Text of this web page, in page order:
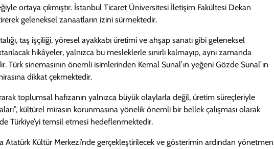
ortaya çıkmıştır. İstanbul Ticaret Üniversitesi İletişim Fakültesi Dekan
geleneksel zanaatların izini sürmektedir.
taş işçiliği, yöresel ayakkabı üretimi ve ahşap sanatı gibi geleneksel
hikâyeler, yalnızca bu mesleklerle sınırlı kalmayıp, aynı zamanda
sinemasının önemli isimlerinden Kemal Sunal’ın yeğeni Gözde Sunal’ın
dikkat çekmektedir.
toplumsal hafızanın yalnızca büyük olaylarla değil, üretim süreçleriyle
kültürel mirasın korunmasına yönelik önemli bir bellek çalışması olarak
Türkiye’yi temsil etmesi hedeflenmektedir.
Atatürk Kültür Merkezi’nde gerçekleştirilecek ve gösterimin ardından yönetmen